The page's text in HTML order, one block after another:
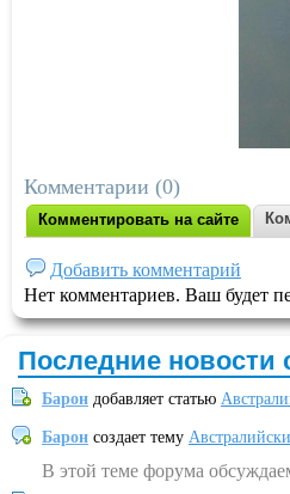
Комментарии (0)
Комментировать на сайте
Добавить комментарий
Нет комментариев. Ваш будет
Последние новости
Барон добавляет статью
Барон создает тему
В этой теме форума